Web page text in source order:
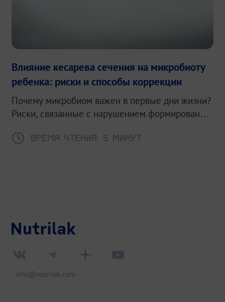
Влияние кесарева сечения на микробиоту
ребенка: риски и способы коррекции
Почему микробиом важен в первые дни жизни?
Риски, связанные с нарушением формирования
Время чтения: 5 минут
info@nutrilak.com